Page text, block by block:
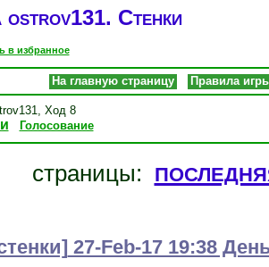
ostrov131. Стенки
в избранное
На главную страницу Правила
Ход 8
Голосование
страницы:
27-Feb-17 19:38